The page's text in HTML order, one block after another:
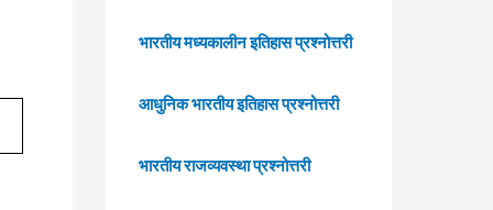
भारतीय मध्यकालीन इतिहास प्रश्नोत्तरी
आधुनिक भारतीय इतिहास प्रश्नोत्तरी
भारतीय राजव्यवस्था प्रश्नोत्तरी